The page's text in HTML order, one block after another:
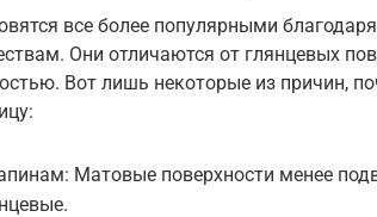
все более популярными
Они отличаются от глянцевых
Вот лишь некоторые из причин,
Матовые поверхности менее